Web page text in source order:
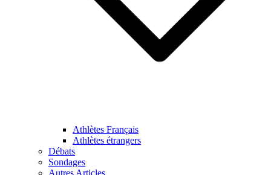
Athlètes Français
Athlètes étrangers
Débats
Sondages
Autres Articles